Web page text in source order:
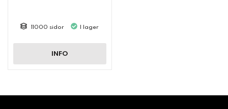
11000 sidor I lager
INFO